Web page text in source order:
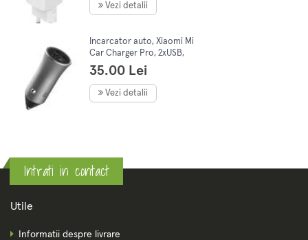
Vezi detalii
Incarcator auto, Xiaomi Mi
Car Charger Pro, 2xUSB,
incarcare rapida
35.00 Lei
Vezi detalii
Intrati in contact
Utile
Informatii despre livrare